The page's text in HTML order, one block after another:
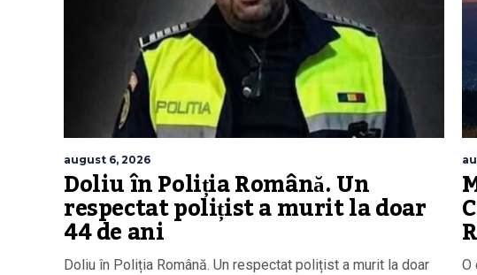
august 6, 2026
Doliu în Poliția Română. Un
respectat polițist a murit la doar
44 de ani
Doliu în Poliția Română. Un respectat polițist a murit la doar
O